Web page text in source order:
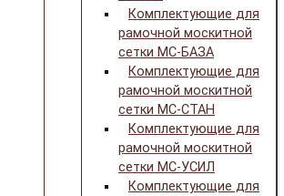
Комплектующие для
рамочной москитной
сетки МС-БАЗА
Комплектующие для
рамочной москитной
сетки МС-СТАН
Комплектующие для
рамочной москитной
сетки МС-УСИЛ
Комплектующие для